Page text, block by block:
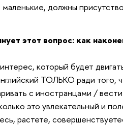
должны
этот вопрос: как
который будет
ТОЛЬКО ради того,
с иностранцами /
это увлекательный и
растете,